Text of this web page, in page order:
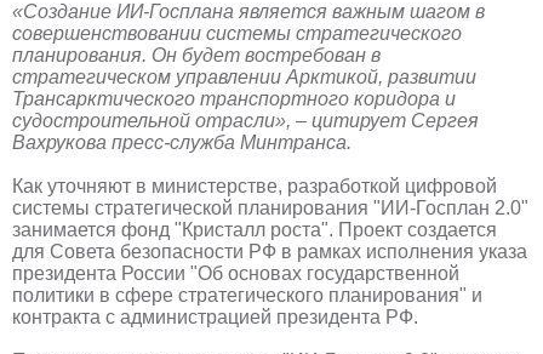
«Создание ИИ-Госплана является важным шагом в
совершенствовании системы стратегического
планирования. Он будет востребован в
стратегическом управлении Арктикой, развитии
Трансарктического транспортного коридора и
судостроительной отрасли», – цитирует Сергея
Вахрукова пресс-служба Минтранса.
Как уточняют в министерстве, разработкой цифровой
системы стратегической планирования "ИИ-Госплан 2.0"
занимается фонд "Кристалл роста". Проект создается
для Совета безопасности РФ в рамках исполнения указа
президента России "Об основах государственной
политики в сфере стратегического планирования" и
контракта с администрацией президента РФ.